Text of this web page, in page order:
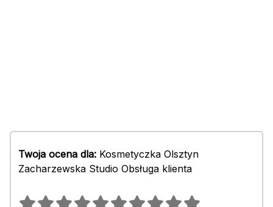
Twoja ocena dla: Kosmetyczka Olsztyn
Zacharzewska Studio Obsługa klienta